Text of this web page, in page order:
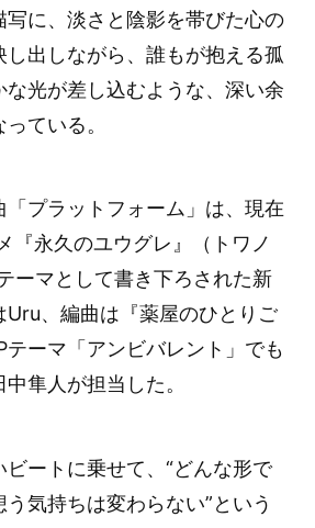
写に、淡さと陰影を帯びた心の
出しながら、誰もが抱える孤
光が差し込むような、深い余
ている。
「プラットフォーム」は、現在
『永久のユウグレ』（トワノ
ーマとして書き下ろされた新
Uru、編曲は『薬屋のひとりご
テーマ「アンビバレント」でも
隼人が担当した。
ートに乗せて、“どんな形で
気持ちは変わらない”という